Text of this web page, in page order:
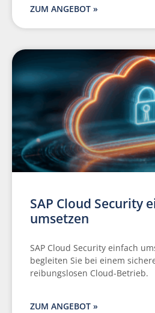
ZUM ANGEBOT »
SAP Cloud Security
umsetzen
SAP Cloud Security einfach
begleiten Sie bei einem
reibungslosen Cloud-Betrieb.
ZUM ANGEBOT »